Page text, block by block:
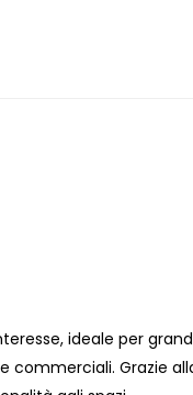
ideale per
commerciali. Grazie